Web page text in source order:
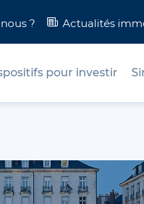
? Actualités
pour investir